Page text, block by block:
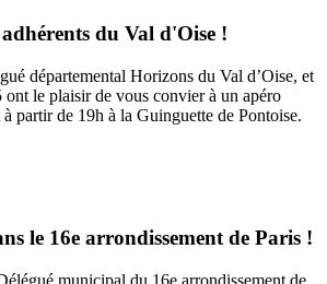
du Val d'Oise !
départemental Horizons du Val d’Oise, et
le plaisir de vous convier à un apéro
partir de 19h à la Guinguette de Pontoise.
le 16e arrondissement de Paris !
municipal du 16e arrondissement de